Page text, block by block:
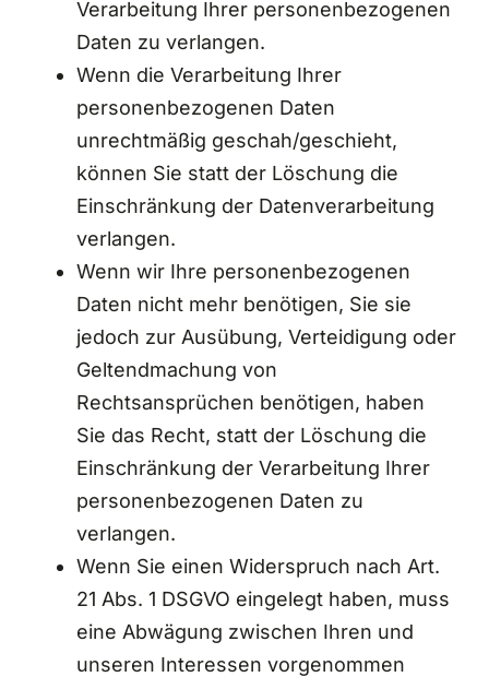
Verarbeitung Ihrer personenbezogenen
Daten zu verlangen.
Wenn die Verarbeitung Ihrer
personenbezogenen Daten
unrechtmäßig geschah/geschieht,
können Sie statt der Löschung die
Einschränkung der Datenverarbeitung
verlangen.
Wenn wir Ihre personenbezogenen
Daten nicht mehr benötigen, Sie sie
jedoch zur Ausübung, Verteidigung oder
Geltendmachung von
Rechtsansprüchen benötigen, haben
Sie das Recht, statt der Löschung die
Einschränkung der Verarbeitung Ihrer
personenbezogenen Daten zu
verlangen.
Wenn Sie einen Widerspruch nach Art.
21 Abs. 1 DSGVO eingelegt haben, muss
eine Abwägung zwischen Ihren und
unseren Interessen vorgenommen